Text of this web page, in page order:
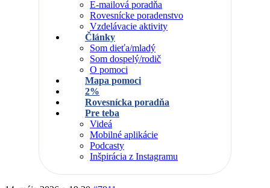
E-mailová poradňa
Rovesnícke poradenstvo
Vzdelávacie aktivity
Články
Som dieťa/mladý
Som dospelý/rodič
O pomoci
Mapa pomoci
2%
Rovesnícka poradňa
Pre teba
Videá
Mobilné aplikácie
Podcasty
Inšpirácia z Instagramu